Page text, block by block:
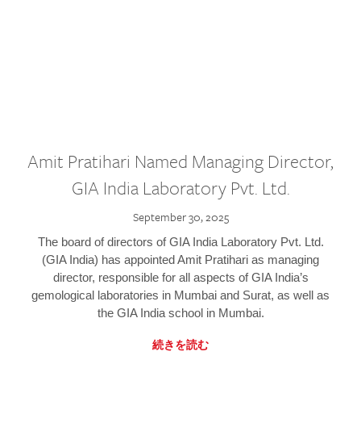
Amit Pratihari Named Managing Director,
GIA India Laboratory Pvt. Ltd.
September 30, 2025
The board of directors of GIA India Laboratory Pvt. Ltd.
(GIA India) has appointed Amit Pratihari as managing
director, responsible for all aspects of GIA India’s
gemological laboratories in Mumbai and Surat, as well as
the GIA India school in Mumbai.
続きを読む